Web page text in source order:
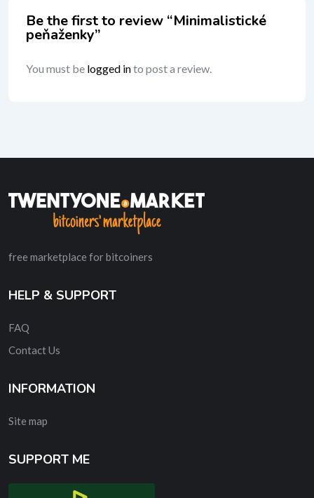
Be the first to review “Minimalistické
peňaženky”
You must be logged into post a review.
free marketplace for bitcoiners
HELP & SUPPORT
FAQ
Contact Us
INFORMATION
Site map
SUPPORT ME